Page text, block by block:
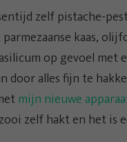
zelf pistache-
kaas,
op gevoel met
door alles fijn te
mijn nieuwe
zelf hakt en het is